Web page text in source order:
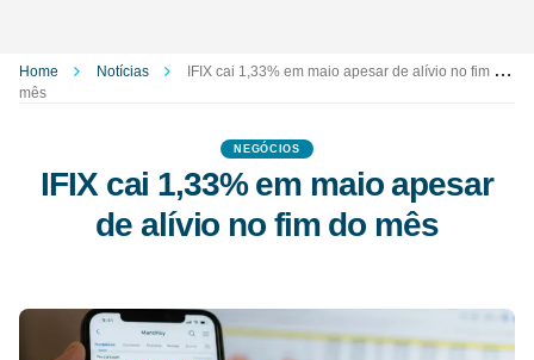
Home Notícias
IFIX cai 1,33% em maio apesar de alívio no fim do
mês
NEGÓCIOS
IFIX cai 1,33% em maio apesar
de alívio no fim do mês